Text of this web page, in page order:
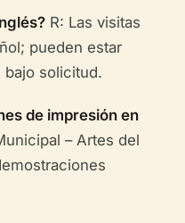
R: Las visitas
pueden estar
bajo solicitud.
de impresión en
– Artes del